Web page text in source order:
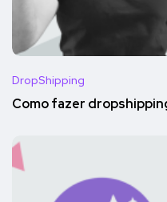
DropShipping
Como fazer